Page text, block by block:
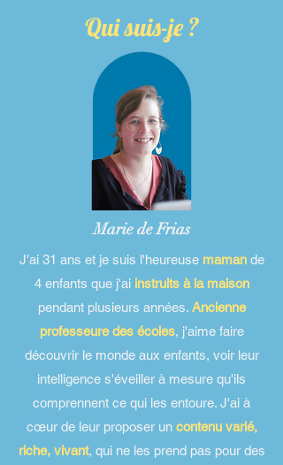
Qui suis-je ?
Marie de Frias
J'ai 31 ans et je suis l'heureuse maman de
4 enfants que j'ai instruits à la maison
pendant plusieurs années. Ancienne
professeure des écoles, j'aime faire
découvrir le monde aux enfants, voir leur
intelligence s'éveiller à mesure qu'ils
comprennent ce qui les entoure. J'ai à
cœur de leur proposer un contenu varié,
riche, vivant, qui ne les prend pas pour des